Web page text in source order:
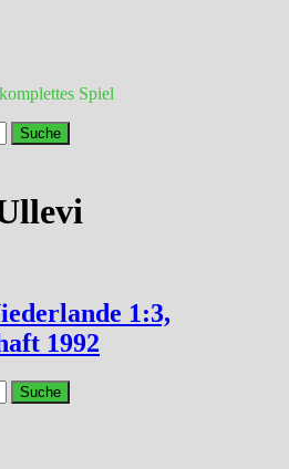
Spiel
1:3,
1992